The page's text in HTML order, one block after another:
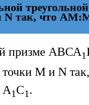
N так, что
призме АВСА1
точки М и N
A1C1.